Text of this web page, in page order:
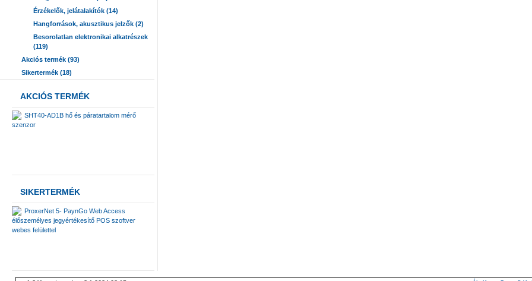
Érzékelők, jelátalakítók (14)
Hangforrások, akusztikus jelzők (2)
Besorolatlan elektronikai alkatrészek
(119)
Akciós termék (93)
Sikertermék (18)
AKCIÓS TERMÉK
SHT40-AD1B hő és páratartalom mérő
szenzor
SIKERTERMÉK
ProxerNet 5- PaynGo Web Access
élőszemélyes jegyértékesítő POS szoftver
webes felülettel